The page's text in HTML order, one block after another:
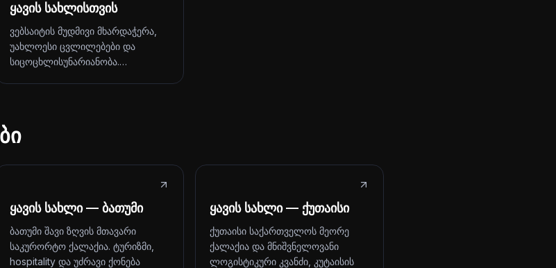
ყავის სახლისთვის
ვებსაიტის მუდმივი მხარდაჭერა,
უახლოესი ცვლილებები და
სიცოცხლისუნარიანობა.…
ყავის სახლი — ბათუმი
ბათუმი შავი ზღვის მთავარი
საკურორტო ქალაქია. ტურიზმი,
hospitality და უძრავი ქონება
ყავის სახლი — ქუთაისი
ქუთაისი საქართველოს მეორე
ქალაქია და მნიშვნელოვანი
ლოგისტიკური კვანძი, კუტაისის